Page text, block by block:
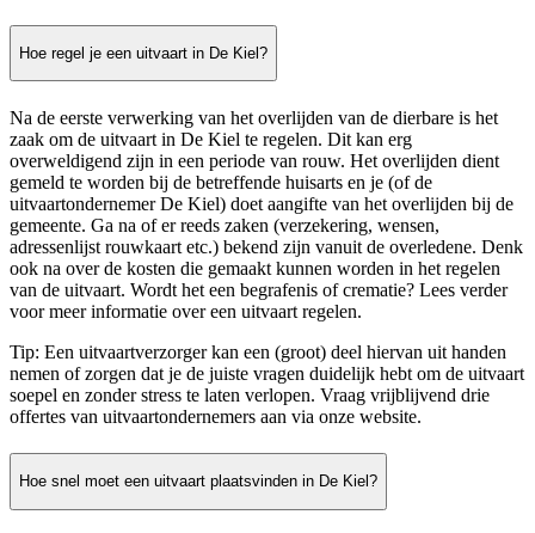
Hoe regel je een uitvaart in De Kiel?
Na de eerste verwerking van het overlijden van de dierbare is het
zaak om de uitvaart in De Kiel te regelen. Dit kan erg
overweldigend zijn in een periode van rouw. Het overlijden dient
gemeld te worden bij de betreffende huisarts en je (of de
uitvaartondernemer De Kiel) doet aangifte van het overlijden bij de
gemeente. Ga na of er reeds zaken (verzekering, wensen,
adressenlijst rouwkaart etc.) bekend zijn vanuit de overledene. Denk
ook na over de kosten die gemaakt kunnen worden in het regelen
van de uitvaart. Wordt het een begrafenis of crematie? Lees verder
voor meer informatie over een uitvaart regelen.
Tip: Een uitvaartverzorger kan een (groot) deel hiervan uit handen
nemen of zorgen dat je de juiste vragen duidelijk hebt om de uitvaart
soepel en zonder stress te laten verlopen. Vraag vrijblijvend drie
offertes van uitvaartondernemers aan via onze website.
Hoe snel moet een uitvaart plaatsvinden in De Kiel?